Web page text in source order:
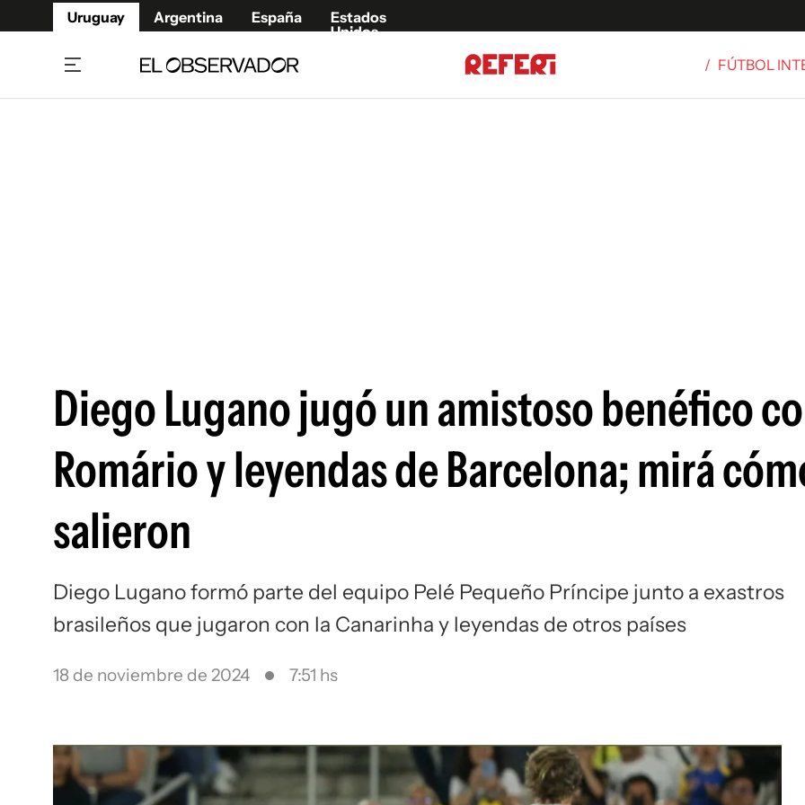
Uruguay Argentina España
Estados
Unidos
/ FÚTBOL
Diego Lugano jugó un amistoso benéfico
Romário y leyendas de Barcelona; mirá
salieron
Diego Lugano formó parte del equipo Pelé Pequeño Príncipe junto a exastros
brasileños que jugaron con la Canarinha y leyendas de otros países
18 de noviembre de 2024 7:51 hs